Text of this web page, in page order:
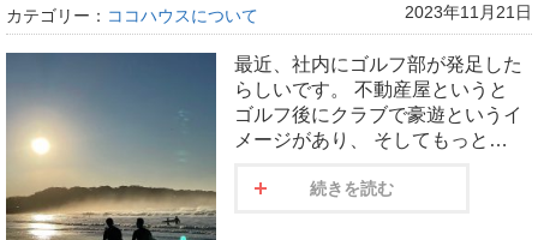
カテゴリー： ココハウスについて 2023年11月21日
最近、社内にゴルフ部が発足した
らしいです。 不動産屋というと
ゴルフ後にクラブで豪遊というイ
メージがあり、 そしてもっと…
続きを読む